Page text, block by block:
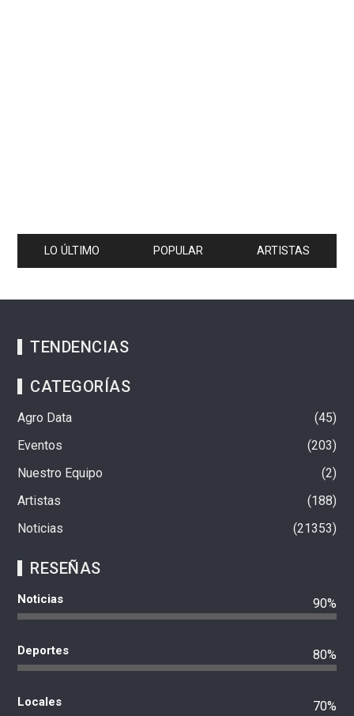
LO ÚLTIMO POPULAR ARTISTAS
TENDENCIAS
CATEGORÍAS
Agro Data
45
Eventos
203
Nuestro Equipo
2
Artistas
188
Noticias
21353
RESEÑAS
Noticias 90%
Deportes 80%
Locales 70%